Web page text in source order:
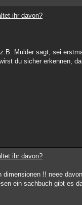
ihr davon?
Mulder sagt, sei
du sicher erkennen,
ihr davon?
!! neee
ein sachbuch gibt es